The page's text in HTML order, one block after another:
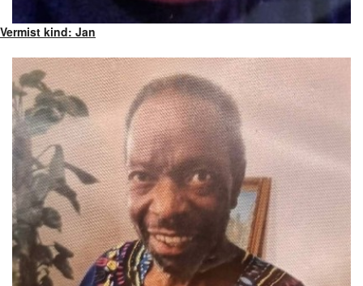
Vermist kind: Jan